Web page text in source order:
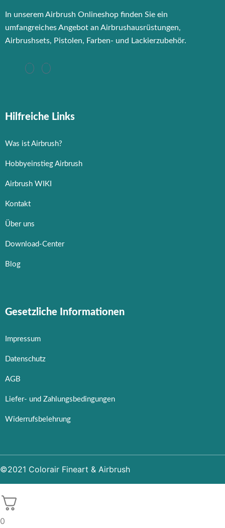
In unserem Airbrush Onlineshop finden Sie ein
umfangreiches Angebot an Airbrushausrüstungen,
Airbrushsets, Pistolen, Farben- und Lackierzubehör.
Hilfreiche Links
Was ist Airbrush?
Hobbyeinstieg Airbrush
Airbrush WIKI
Kontakt
Über uns
Download-Center
Blog
Gesetzliche Informationen
Impressum
Datenschutz
AGB
Liefer- und Zahlungsbedingungen
Widerrufsbelehrung
©2021 Colorair Fineart & Airbrush
0